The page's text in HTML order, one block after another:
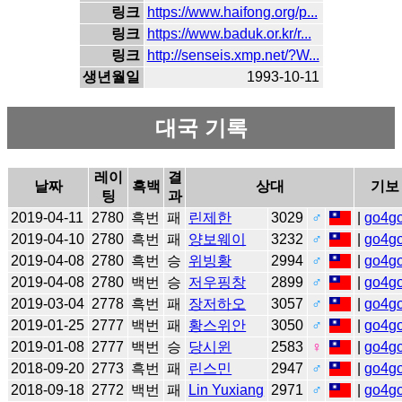
링크 https://www.haifong.org/p...
링크 https://www.baduk.or.kr/r...
링크 http://senseis.xmp.net/?W...
생년월일
1993-10-11
대국 기록
날짜
레이
팅
흑백
결
과
상대 기보
2019-04-11 2780 흑번 패 린제한 3029 ♂ |
2019-04-10 2780 흑번 패 양보웨이 3232 ♂ |
2019-04-08 2780 흑번 승 위빙황 2994 ♂ |
2019-04-08 2780 백번 승 저우핑창 2899 ♂ |
2019-03-04 2778 흑번 패 장저하오 3057 ♂ |
2019-01-25 2777 백번 패 황스위안 3050 ♂ |
2019-01-08 2777 백번 승 당시윈 2583 ♀ |
2018-09-20 2773 흑번 패 린스민 2947 ♂ |
2018-09-18 2772 백번 패 Lin Yuxiang 2971 ♂ |